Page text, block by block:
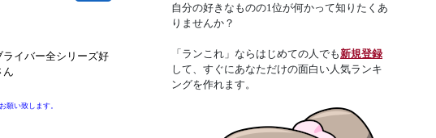
ライバー全シリーズ好
ん
願い致します。
自分の好きなものの1位が何かって知りたくあ
りませんか？
「ランこれ」ならはじめての人でも新規登録
して、すぐにあなただけの面白い人気ランキ
ングを作れます。